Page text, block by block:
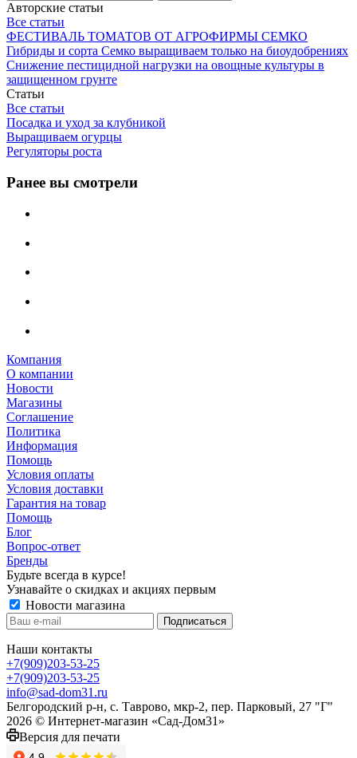
Авторские статьи
Все статьи
ФЕСТИВАЛЬ ТОМАТОВ ОТ АГРОФИРМЫ СЕМКО
Гибриды и сорта Семко выращиваем только на биоудобрениях
Снижение пестицидной нагрузки на овощные культуры в
защищенном грунте
Статьи
Все статьи
Посадка и уход за клубникой
Выращиваем огурцы
Регуляторы роста
Ранее вы смотрели
Компания
О компании
Новости
Магазины
Соглашение
Политика
Информация
Помощь
Условия оплаты
Условия доставки
Гарантия на товар
Помощь
Блог
Вопрос-ответ
Бренды
Будьте всегда в курсе!
Узнавайте о скидках и акциях первым
Новости магазина
Наши контакты
+7(909)203-53-25
+7(909)203-53-25
info@sad-dom31.ru
Белгородский р-н, с. Таврово, мкр-2, пер. Парковый, 27 "Г"
2026 © Интернет-магазин «Сад-Дом31»
Версия для печати